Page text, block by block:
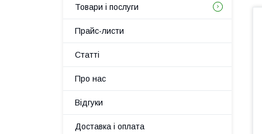
Товари і послуги
Прайс-листи
Статті
Про нас
Відгуки
Доставка і оплата